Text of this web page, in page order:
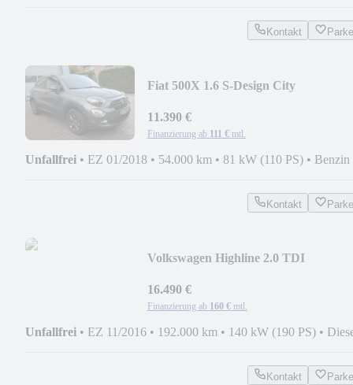
Kontakt
Fiat 500X 1.6 S-Design City
11.390 €
Finanzierung ab 111 € mtl.
Unfallfrei • EZ 01/2018 • 54.000 km • 81 kW (110 PS) • Benzin
Kontakt
Volkswagen Highline 2.0 TDI
NEU
16.490 €
Finanzierung ab 160 € mtl.
Unfallfrei • EZ 11/2016 • 192.000 km • 140 kW (190 PS) •
Kontakt